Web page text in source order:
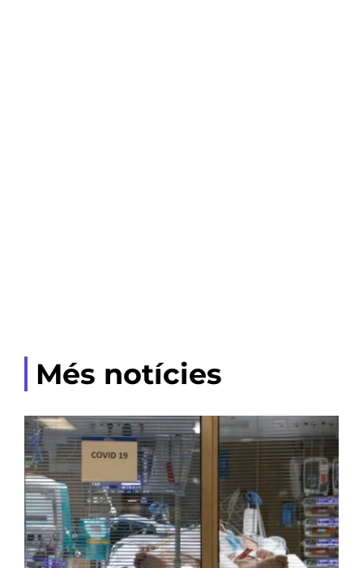
Més notícies